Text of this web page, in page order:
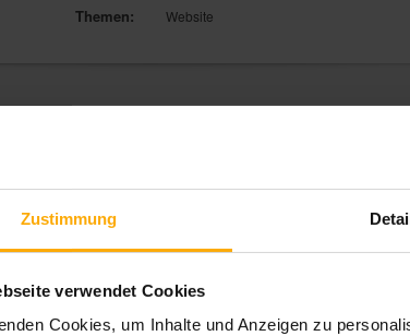
Zustimmung
verwendet Cookies
Cookies, um Inhalte und Anzeigen zu
Themen: Website